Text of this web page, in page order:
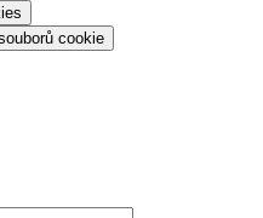
cookie